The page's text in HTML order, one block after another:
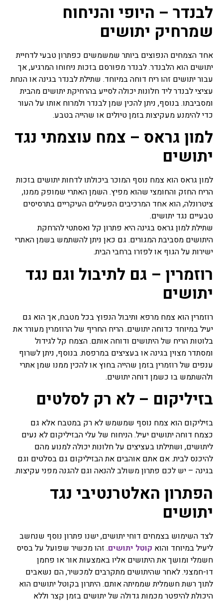
תרופות סבתא שעובדות פחות
או לא עובדות בכלל ואפילו
מסוכנות.
צמחי מרפא
צמחי מרפא זה שם כולל לכל
הצמחים או חלק מצמח העלים,
זרעים, שורשים, פרחים,
קליפות, המשמשים כתרופות
צמחיות, פורמולות צמחי
בצורה טבעית, מיובשים,
אבקות, תה.
כל השיטות של טיפול
בתמציות פרחים או טיפות
שמהם מושתתת הנחת היסוד
שלכל מחלה קיים המקור
פחות מהרובד הרפואי, טיפול
בפרחי באך או יותר נכון, לרוב
אפשר לומר בתמציות פרחי
באך ולפעמים ניתן גם לומר
בפרחי באך תמציות נועד
לטפל בעיקר בבעיות קשב
אחרות בעיקר.
לבנדר – היופי והניחוח
שמרחיק יתושים
אחד הצמחים הנפוצים ביותר שמשמשים כפתרון טבעי לדחיית
יתושים הוא הלבנדר. לבנדר מפורסם בזכות ניחוחו המרגיע, אך
עבור יתושים זהו ריח דוחה במיוחד. שתילת לבנדר בגינה או הנחת
עציצי לבנדר ליד חלונות יכולה לסייע בהרחיקת יתושים מהבית
ומסביבתו. בנוסף, ניתן להכין שמן לבנדר ולמרוח אותו על העור
כדי להימנע מעקיצות בזמן טיולים או שהייה בטבע.
למון גראס – צמח עוצמתי נגד
יתושים
למון גראס הוא צמח נוסף המוכר ביכולתו לדחות יתושים בזכות
הריח החזק והחומצי שהוא מפיץ. השמן האתרי שמופק ממנו,
ציטרונלה, הוא אחד המרכיבים הפעילים העיקריים בתרסיסים
טבעיים נגד יתושים.
שתילת למון גראס בגינה היא פתרון קל ואסתטי להרחקת
היתושים מסביבת המגורים. גם כאן ניתן להשתמש בשמן האתרי
ישירות על הגוף או לפזרו ברחבי הבית.
רוזמרין – גם לתיבול וגם נגד
יתושים
רוזמרין הוא צמח מרפא ותיבול הנפוץ בכל מטבח, אך הוא גם
יעיל במיוחד כדוחה יתושים. הריח החריף של הרוזמרין מעורר את
בלוטות הריח של היתושים ודוחה אותם. הצמח קל לגידול
ומסתדר מצוין בגינה או בעציצים במרפסת. בנוסף, ניתן לשרוף
ענפים של רוזמרין בזמן שהייה בחוץ או להכין ממנו שמן אתרי
ולהשתמש בו כשמן דוחה יתושים.
בזיליקום – לא רק לסלטים
בזיליקום הוא צמח נוסף שמשמש לא רק במטבח אלא גם
כצמח דוחה יתושים יעיל. הניחוח של עלי הבזיליקום לא נעים
ליתושים, ושתילתו בעציצים על חלונות יכולה למנוע מהם
להיכנס לבית. אם אתם אוהבים את הבזיליקום גם בסלטים וגם
בגינה – יש לכם פתרון משולב להנאה וגם להגנה מפני עקיצות.
הפתרון האלטרנטיבי נגד
יתושים
לצד השימוש בצמחים דוחי יתושים, ישנו פתרון נוסף שנחשב
ליעיל במיוחד והוא קוטל יתושים. זהו מכשיר שפועל על בסיס
חשמלי ומושך את היתושים אליו באמצעות אור או פחמן
דו-חמצני. לאחר שהיתושים מתקרבים למכשיר, הם נשאבים
לתוך רשת חשמלית שממיתה אותם. היתרון בקוטל יתושים הוא
היכולת להיפטר מכמות גדולה של יתושים בזמן קצר וללא